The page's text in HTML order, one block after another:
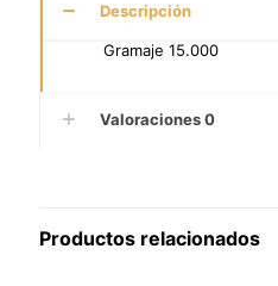
Descripción
Gramaje 15.000
Valoraciones0
Productos relacionados